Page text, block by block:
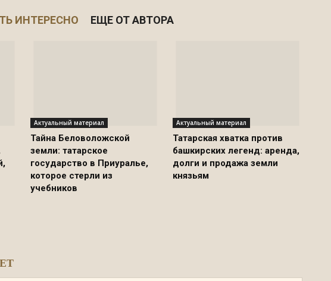
ИНТЕРЕСНО ЕЩЕ ОТ АВТОРА
Актуальный материал
Тайна Беловоложской
земли: татарское
государство в Приуралье,
которое стерли из
учебников
Актуальный материал
Татарская хватка против
башкирских легенд: аренда,
долги и продажа земли
князьям